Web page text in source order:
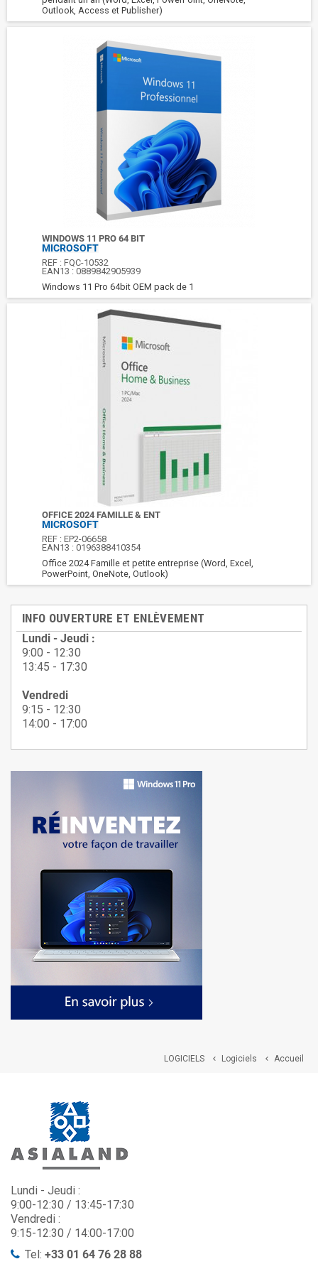
INFO OUVERTURE ET ENLÈVEMENT
Lundi - Jeudi :
9:00 - 12:30
13:45 - 17:30
Vendredi
9:15 - 12:30
14:00 - 17:00
Outlook, Access et Publisher)
WINDOWS 11 PRO 64 BIT
MICROSOFT
REF :FQC-10532
EAN13 :0889842905939
Windows 11 Pro 64bit OEM pack de 1
OFFICE 2024 FAMILLE & ENT
MICROSOFT
REF :EP2-06658
EAN13 :0196388410354
Office 2024 Famille et petite entreprise (Word, Excel,
PowerPoint, OneNote, Outlook)
Accueil

Logiciels

LOGICIELS
Lundi - Jeudi :
9:00-12:30 / 13:45-17:30
Vendredi :
9:15-12:30 / 14:00-17:00
Tel: +33 01 64 76 28 88